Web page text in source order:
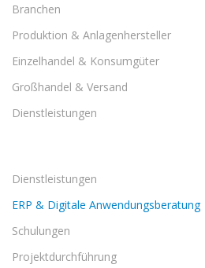
Branchen
Produktion & Anlagenhersteller
Einzelhandel & Konsumgüter
Großhandel & Versand
Dienstleistungen
Dienstleistungen
ERP & Digitale Anwendungsberatung
Schulungen
Projektdurchführung